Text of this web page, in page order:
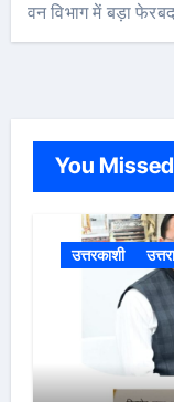
वन विभाग में बड़ा
You Missed
उत्तरकाशी